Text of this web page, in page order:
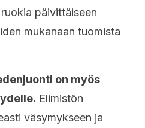
päivittäiseen
mukanaan tuomista
on myös
Elimistön
väsymykseen ja